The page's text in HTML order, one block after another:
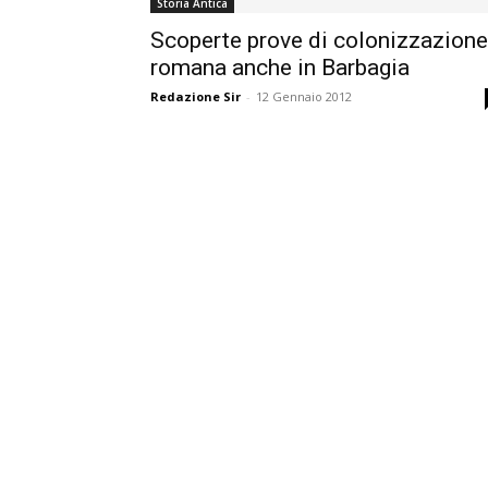
Storia Antica
Scoperte prove di colonizzazione
romana anche in Barbagia
Redazione Sir - 12 Gennaio 2012